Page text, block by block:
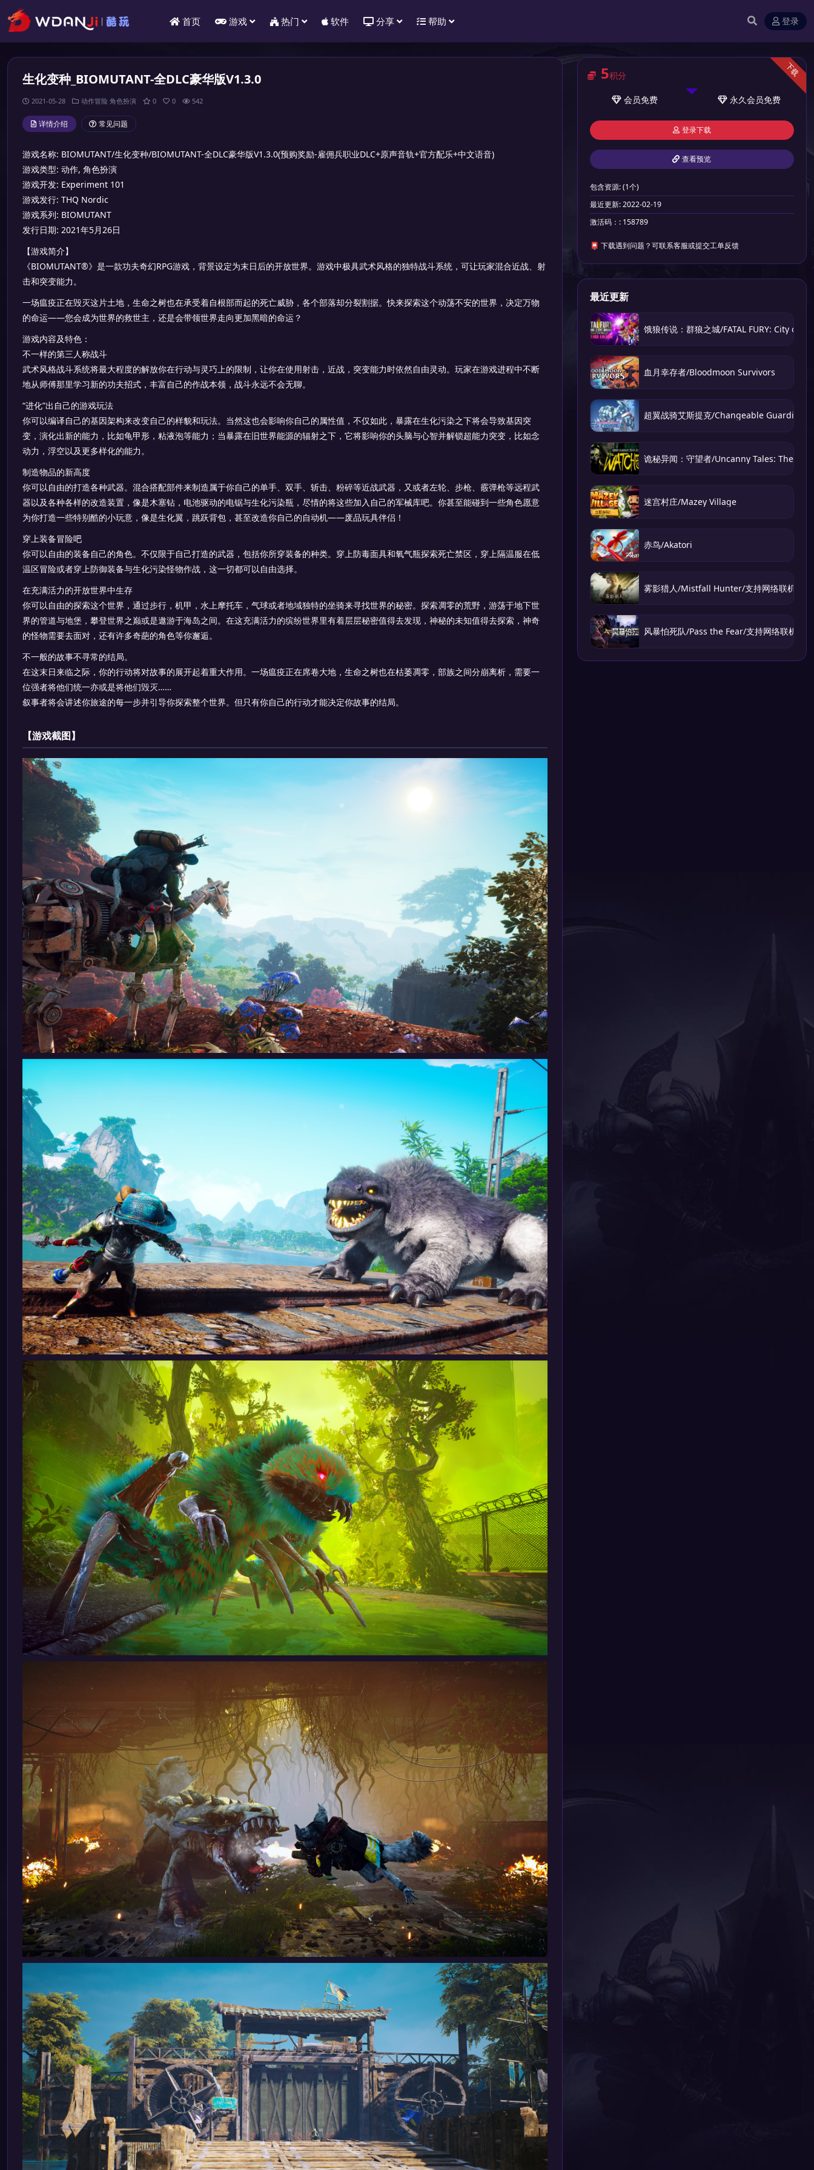
首页 游戏 热门 软件 分享 帮助 登录
生化变种_BIOMUTANT-全DLC豪华版V1.3.0
2021-05-28 动作冒险 角色扮演 0 0 542
详情介绍 常见问题
游戏名称: BIOMUTANT/生化变种/BIOMUTANT-全DLC豪华版V1.3.0(预购奖励-雇佣兵职业DLC+原声音轨+官方配乐+中文语音)
游戏类型: 动作, 角色扮演
游戏开发: Experiment 101
游戏发行: THQ Nordic
游戏系列: BIOMUTANT
发行日期: 2021年5月26日
【游戏简介】
《BIOMUTANT®》是一款功夫奇幻RPG游戏，背景设定为末日后的开放世界。游戏中极具武术风格的独特战斗系统，可让玩家混合近战、射
击和突变能力。
一场瘟疫正在毁灭这片土地，生命之树也在承受着自根部而起的死亡威胁，各个部落却分裂割据。快来探索这个动荡不安的世界，决定万物
的命运——您会成为世界的救世主，还是会带领世界走向更加黑暗的命运？
游戏内容及特色：
不一样的第三人称战斗
武术风格战斗系统将最大程度的解放你在行动与灵巧上的限制，让你在使用射击，近战，突变能力时依然自由灵动。玩家在游戏进程中不断
地从师傅那里学习新的功夫招式，丰富自己的作战本领，战斗永远不会无聊。
“进化”出自己的游戏玩法
你可以编译自己的基因架构来改变自己的样貌和玩法。当然这也会影响你自己的属性值，不仅如此，暴露在生化污染之下将会导致基因突
变，演化出新的能力，比如龟甲形，粘液泡等能力；当暴露在旧世界能源的辐射之下，它将影响你的头脑与心智并解锁超能力突变，比如念
动力，浮空以及更多样化的能力。
制造物品的新高度
你可以自由的打造各种武器。混合搭配部件来制造属于你自己的单手、双手、斩击、粉碎等近战武器，又或者左轮、步枪、霰弹枪等远程武
器以及各种各样的改造装置，像是木塞钻，电池驱动的电锯与生化污染瓶，尽情的将这些加入自己的军械库吧。你甚至能碰到一些角色愿意
为你打造一些特别酷的小玩意，像是生化翼，跳跃背包，甚至改造你自己的自动机——废品玩具伴侣！
穿上装备冒险吧
你可以自由的装备自己的角色。不仅限于自己打造的武器，包括你所穿装备的种类。穿上防毒面具和氧气瓶探索死亡禁区，穿上隔温服在低
温区冒险或者穿上防御装备与生化污染怪物作战，这一切都可以自由选择。
在充满活力的开放世界中生存
你可以自由的探索这个世界，通过步行，机甲，水上摩托车，气球或者地域独特的坐骑来寻找世界的秘密。探索凋零的荒野，游荡于地下世
界的管道与地堡，攀登世界之巅或是遨游于海岛之间。在这充满活力的缤纷世界里有着层层秘密值得去发现，神秘的未知值得去探索，神奇
的怪物需要去面对，还有许多奇葩的角色等你邂逅。
不一般的故事不寻常的结局。
在这末日来临之际，你的行动将对故事的展开起着重大作用。一场瘟疫正在席卷大地，生命之树也在枯萎凋零，部族之间分崩离析，需要一
位强者将他们统一亦或是将他们毁灭……
叙事者将会讲述你旅途的每一步并引导你探索整个世界。但只有你自己的行动才能决定你故事的结局。
【游戏截图】
下载
5积分
会员免费 永久会员免费
登录下载
查看预览
包含资源:(1个)
最近更新:2022-02-19
激活码：: 158789
📮 下载遇到问题？可联系客服或提交工单反馈
最近更新
饿狼传说：群狼之城/FATAL FURY: City of
血月幸存者/Bloodmoon Survivors
超翼战骑艾斯提克/Changeable Guardian
诡秘异闻：守望者/Uncanny Tales: The
迷宫村庄/Mazey Village
赤鸟/Akatori
雾影猎人/Mistfall Hunter/支持网络联机
风暴怕死队/Pass the Fear/支持网络联机